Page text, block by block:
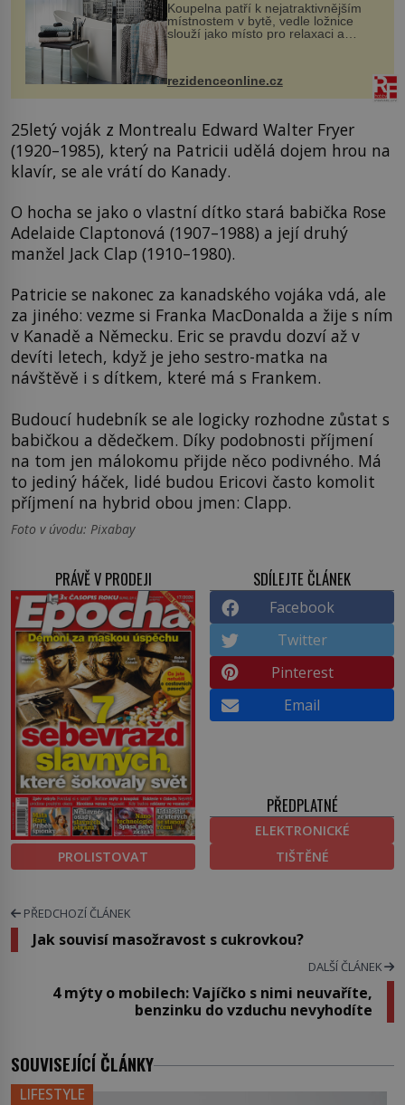
Koupelna patří k nejatraktivnějším
místnostem v bytě, vedle ložnice
slouží jako místo pro relaxaci a
odpočinek. Koupelnový textil –
ručníky, osušky a koberečky –
mohou jako mávnutím kouzelného
proutku...
rezidenceonline.cz
25letý voják z Montrealu Edward Walter Fryer
(1920–1985), který na Patricii udělá dojem hrou na
klavír, se ale vrátí do Kanady.
O hocha se jako o vlastní dítko stará babička Rose
Adelaide Claptonová (1907–1988) a její druhý
manžel Jack Clap (1910–1980).
Patricie se nakonec za kanadského vojáka vdá, ale
za jiného: vezme si Franka MacDonalda a žije s ním
v Kanadě a Německu. Eric se pravdu dozví až v
devíti letech, když je jeho sestro-matka na
návštěvě i s dítkem, které má s Frankem.
Budoucí hudebník se ale logicky rozhodne zůstat s
babičkou a dědečkem. Díky podobnosti příjmení
na tom jen málokomu přijde něco podivného. Má
to jediný háček, lidé budou Ericovi často komolit
příjmení na hybrid obou jmen: Clapp.
Foto v úvodu: Pixabay
PRÁVĚ V PRODEJI
PROLISTOVAT
SDÍLEJTE ČLÁNEK
Facebook
Twitter
Pinterest
Email
PŘEDPLATNÉ
ELEKTRONICKÉ
TIŠTĚNÉ
PŘEDCHOZÍ ČLÁNEK
Jak souvisí masožravost s cukrovkou?
DALŠÍ ČLÁNEK
4 mýty o mobilech: Vajíčko s nimi neuvaříte,
benzinku do vzduchu nevyhodíte
SOUVISEJÍCÍ ČLÁNKY
LIFESTYLE